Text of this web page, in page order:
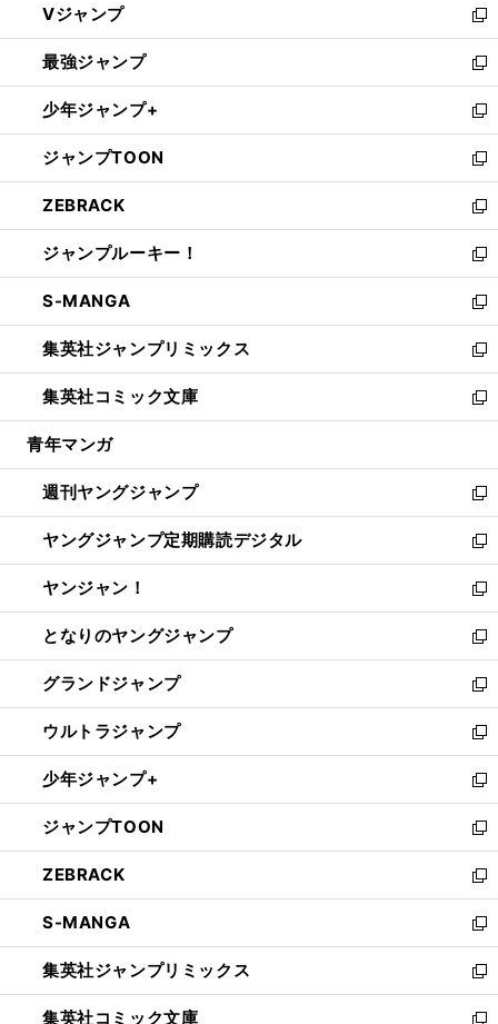
ィ
ン
ド
ウ
で
開
く
い
ウ
ィ
ン
ド
ウ
で
開
く
Vジャンプ
新
し
い
ウ
ィ
ン
ド
ウ
で
開
く
最強ジャンプ
新
し
い
ウ
ィ
ン
ド
ウ
で
開
く
少年ジャンプ+
新
し
い
ウ
ィ
ン
ド
ウ
で
開
く
ジャンプTOON
新
し
い
ウ
ィ
ン
ド
ウ
で
開
く
ZEBRACK
新
し
い
ウ
ィ
ン
ド
ウ
で
開
ジャンプルーキー！
新
し
い
ウ
ィ
ン
ド
ウ
開
く
S-MANGA
新
し
い
ウ
ィ
ン
ウ
で
開
く
集英社ジャンプリミックス
新
し
い
ウ
ン
ド
ウ
で
開
く
集英社コミック文庫
新
し
ウ
ィ
ン
ド
ウ
で
開
く
青年マンガ
週刊ヤングジャンプ
新
し
い
ウ
ィ
ン
ド
ウ
で
開
く
ヤングジャンプ定期購読デジタル
新
し
い
ウ
ィ
ン
ド
ウ
で
開
く
ヤンジャン！
新
し
い
ウ
ィ
ン
ド
ウ
で
開
く
となりのヤングジャンプ
新
し
い
ウ
ィ
ン
ド
ウ
で
開
く
グランドジャンプ
新
し
い
ウ
ィ
ン
ド
ウ
で
開
く
ウルトラジャンプ
新
し
い
ウ
ィ
ン
ド
ウ
で
開
く
少年ジャンプ+
新
し
い
ウ
ィ
ン
ド
ウ
で
開
く
ジャンプTOON
新
し
い
ウ
ィ
ン
ド
ウ
で
ZEBRACK
新
し
い
ウ
ィ
ン
ド
S-MANGA
新
し
い
ウ
集英社ジャンプリミックス
新
し
集英社コミック文庫